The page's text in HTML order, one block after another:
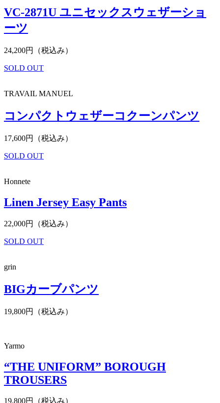
VC-2871U ユニセックスウェザーショ
ーツ
24,200円（税込み）
SOLD OUT
TRAVAIL MANUEL
コンパクトウェザーコクーンパンツ
17,600円（税込み）
SOLD OUT
Honnete
Linen Jersey Easy Pants
22,000円（税込み）
SOLD OUT
grin
BIGカーブパンツ
19,800円（税込み）
Yarmo
“THE UNIFORM” BOROUGH
TROUSERS
19.800円（税込み）